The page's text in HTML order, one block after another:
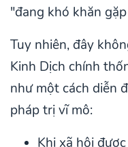
"đang khó khăn
Tuy nhiên, đây
Kinh Dịch chính
như một cách diễn
pháp trị vĩ mô:
Khi xã hội